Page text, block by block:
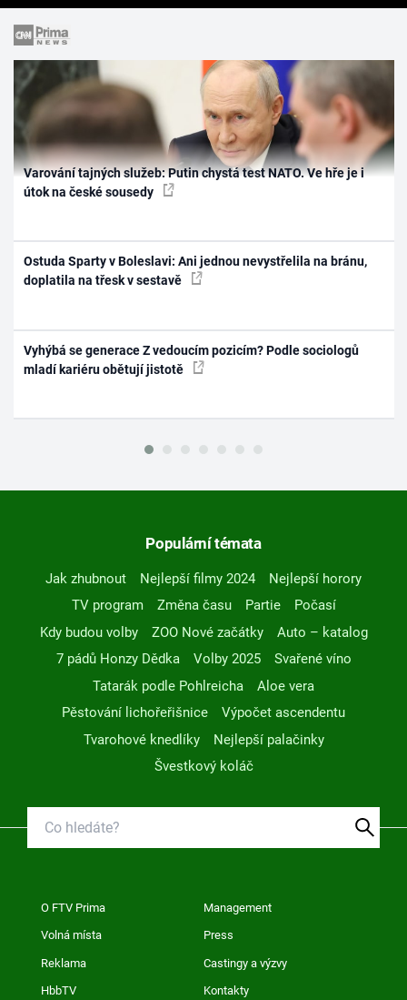
Varování tajných služeb: Putin chystá test NATO. Ve hře je i
útok na české sousedy
Ostuda Sparty v Boleslavi: Ani jednou nevystřelila na bránu,
doplatila na třesk v sestavě
Vyhýbá se generace Z vedoucím pozicím? Podle sociologů
mladí kariéru obětují jistotě
Populární témata
Jak zhubnout Nejlepší filmy 2024
Nejlepší horory
TV program
Změna času Partie
Počasí
Kdy budou volby
ZOO Nové začátky
Auto – katalog
7 pádů Honzy Dědka
Volby 2025
Svařené víno
Tatarák podle Pohlreicha
Aloe vera
Pěstování lichořeřišnice
Výpočet ascendentu
Tvarohové knedlíky
Nejlepší palačinky
Švestkový koláč
O FTV Prima Management
Volná místa Press
Reklama Castingy a výzvy
HbbTV Kontakty